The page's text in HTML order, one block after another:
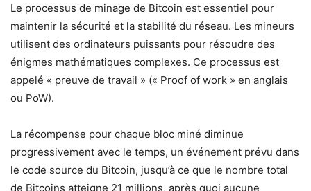
Le processus de minage de Bitcoin est essentiel pour
maintenir la sécurité et la stabilité du réseau. Les mineurs
utilisent des ordinateurs puissants pour résoudre des
énigmes mathématiques complexes. Ce processus est
appelé « preuve de travail » (« Proof of work » en anglais
ou PoW).
La récompense pour chaque bloc miné diminue
progressivement avec le temps, un événement prévu dans
le code source du Bitcoin, jusqu’à ce que le nombre total
de Bitcoins atteigne 21 millions, après quoi aucune